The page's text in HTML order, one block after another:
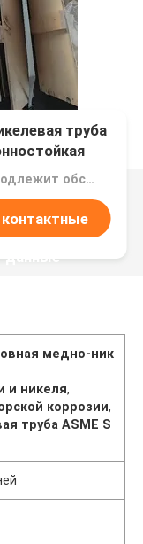
труба
Цена：Подлежит обсуждению
контактные
данные
медно-ник
и никеля,
коррозии,
труба ASME S